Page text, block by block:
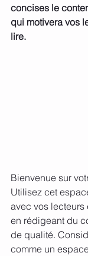
concises le
qui motivera vos
lire.
Bienvenue sur
Utilisez cet
avec vos
en rédigeant du
de qualité.
comme un